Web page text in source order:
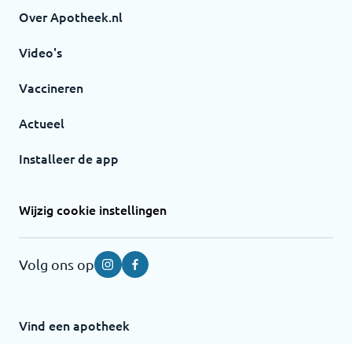
Over Apotheek.nl
Video's
Vaccineren
Actueel
Installeer de app
Wijzig cookie instellingen
Volg ons op InstagramFacebook
Vind een apotheek